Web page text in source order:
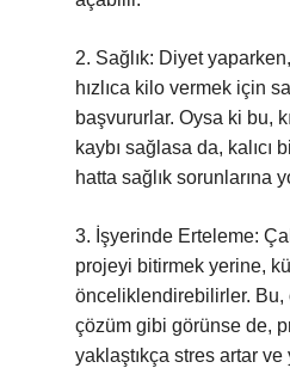
2. Sağlık: Diyet
hızlıca kilo vermek için
başvururlar. Oysa ki bu,
kaybı sağlasa da, kalıcı
hatta sağlık sorunlarına
3. İşyerinde Erteleme:
projeyi bitirmek yerine,
önceliklendirebilirler. Bu,
çözüm gibi görünse de,
yaklaştıkça stres artar ve